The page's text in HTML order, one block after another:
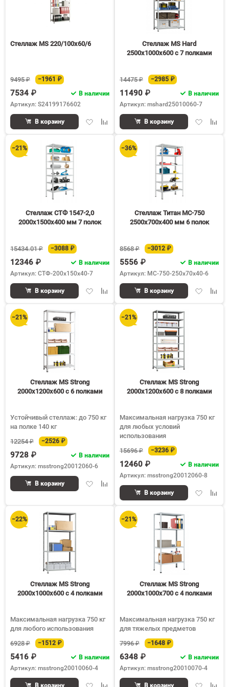
Стеллаж MS 220/100х60/6
9495 ₽ −1961 ₽
7534 ₽
В наличии
Артикул: S24199176602
ДобавитьДобавить
сравнению
В корзину
Стеллаж MS Hard
2500х1000х600 c 7 полками
14475 ₽ −2985 ₽
11490 ₽
В наличии
Артикул: mshard25010060-7
Добавить
В корзину
−21%
Стеллаж СТФ 1547-2,0
2000х1500х400 мм 7 полок
15434.01 ₽ −3088 ₽
12346 ₽
В наличии
Артикул: СТФ-200х150х40-7
ДобавитьДобавить
сравнению
В корзину
−36%
Стеллаж Титан МС-750
2500х700х400 мм 6 полок
8568 ₽ −3012 ₽
5556 ₽
В наличии
Артикул: МС-750-250х70х40-6
Добавить
В корзину
−21%
Стеллаж MS Strong
2000х1200х600 c 6 полками
Устойчивый стеллаж: до 750 кг
на полке 140 кг
12254 ₽
−2526 ₽
9728 ₽
В наличии
Артикул: msstrong20012060-6
Добавить
избранное
Добавить
сравнению
В корзину
−21%
Стеллаж MS Strong
2000х1200х600 c 8 полками
Максимальная нагрузка 750 кг
для любых условий
использования
15696 ₽
−3236 ₽
12460 ₽
В наличии
Артикул: msstrong20012060-8
Добавить
В корзину
−22%
Стеллаж MS Strong
2000х1000х600 c 4 полками
Максимальная нагрузка 750 кг
для любого использования
6928 ₽
−1512 ₽
5416 ₽
В наличии
Артикул: msstrong20010060-4
ДобавитьДобавить
−21%
Стеллаж MS Strong
2000х1000х700 c 4 полками
Максимальная нагрузка 750 кг
для тяжелых предметов
7996 ₽
−1648 ₽
6348 ₽
В наличии
Артикул: msstrong20010070-4
Добавить